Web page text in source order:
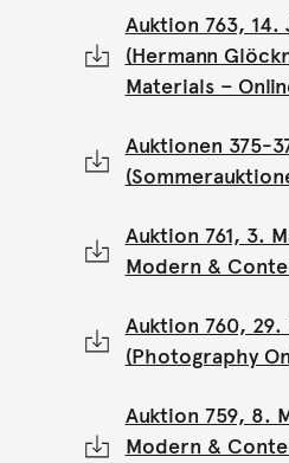
Auktion 763, 14.
(Hermann
Materials –
Auktionen 375-
Auktion 761, 3.
Modern &
Auktion 760, 29.
(Photography
Auktion 759, 8.
Modern &